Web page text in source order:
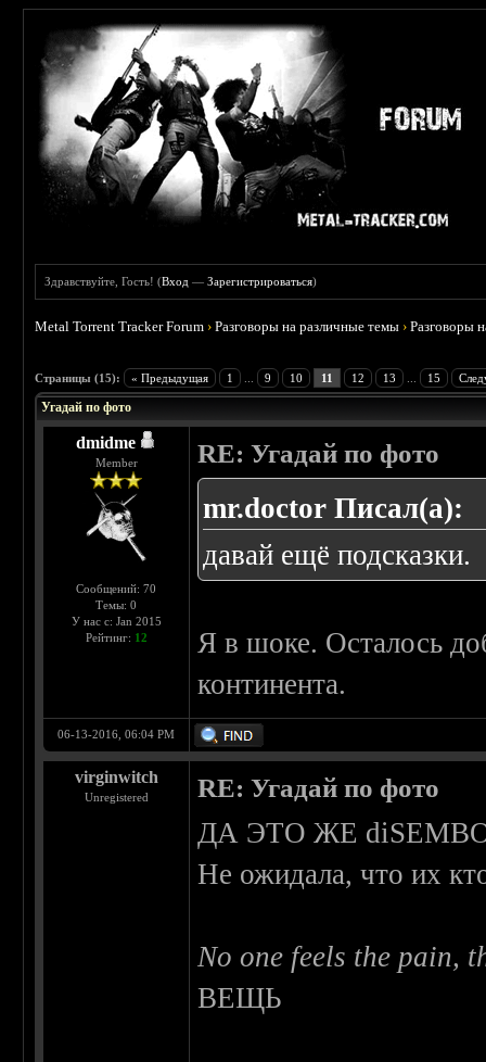
Здравствуйте, Гость! (Вход —Зарегистрироваться)
Metal Torrent Tracker Forum ›Разговоры на различные темы ›Разговоры
Страницы (15): « Предыдущая 1 9 10 11 12 13 15
Угадай по фото
dmidme
Member
Сообщений: 70
Темы: 0
У нас с: Jan 2015
Рейтинг: 12
RE: Угадай по фото
mr.doctor Писал(а):
давай ещё подсказки.
Я в шоке. Осталось
континента.
06-13-2016, 06:04 PM
virginwitch
Unregistered RE: Угадай по фото
ДА ЭТО ЖЕ
Не ожидала, что их
No one feels the pain,
ВЕЩЬ